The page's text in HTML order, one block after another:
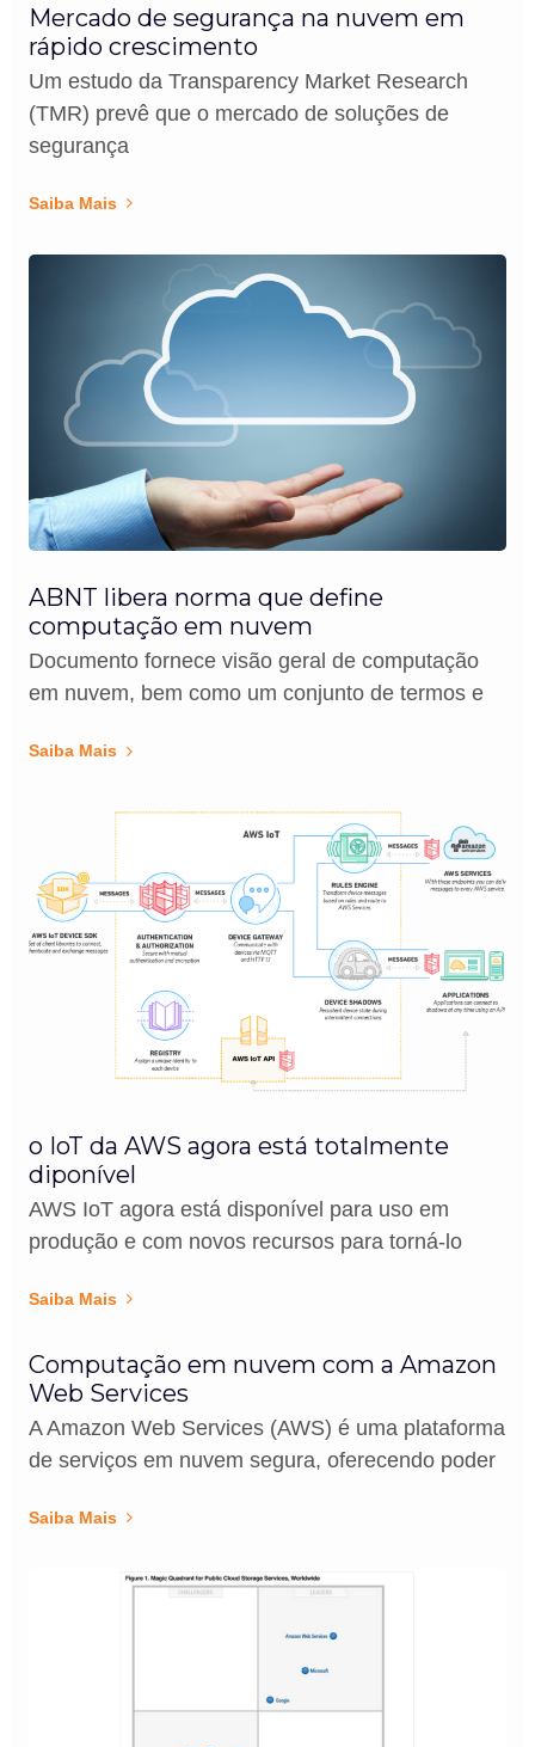
Mercado de segurança na nuvem em
rápido crescimento
Um estudo da Transparency Market Research
(TMR) prevê que o mercado de soluções de
segurança
Saiba Mais
ABNT libera norma que define
computação em nuvem
Documento fornece visão geral de computação
em nuvem, bem como um conjunto de termos e
Saiba Mais
o IoT da AWS agora está totalmente
diponível
AWS IoT agora está disponível para uso em
produção e com novos recursos para torná-lo
Saiba Mais
Computação em nuvem com a Amazon
Web Services
A Amazon Web Services (AWS) é uma plataforma
de serviços em nuvem segura, oferecendo poder
Saiba Mais